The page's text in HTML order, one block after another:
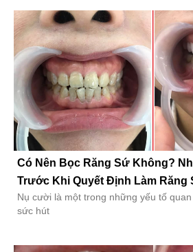
Có Nên Bọc Răng Sứ Không?
Trước Khi Quyết Định Làm Răng
Nụ cười là một trong những yếu tố
sức hút